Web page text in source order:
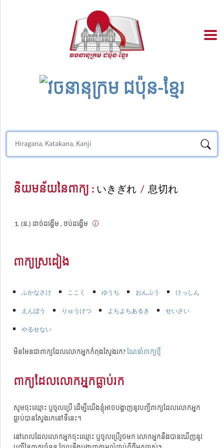
និយមន័យនៃពាក្យ :いきぎれ / 息切れ
(ន.) ដាច់ដង្ហើម , ថប់ដង្ហើម
ពាក្យស្រដៀង
ふかなさけ ここく ゆうち おんぷう
けっしん
えんぼう
りゅうけつ よちよちあるき
せいさい
やるせない
មិនមែនជាពាក្យដែលលោកអ្នកកំពុងស្វែងរក?ណែនាំពាក្យថ្មី
ពាក្យដែលលោកអ្នកធ្លាប់រក
សូមចុះឈ្មោះ ឬចូលប្រើ ដើម្បីយើងខ្ញុំអាចបង្ហាញនូវបញ្ជីពាក្យដែលលោកអ្នក
ធ្លាប់បានស្វែងរកនៅទីនេះ។
នៅពេលដែលលោកអ្នកចុះឈ្មោះ ឬចូលប្រើរួចមក លោកអ្នកនឹងបានឃើញនូវ